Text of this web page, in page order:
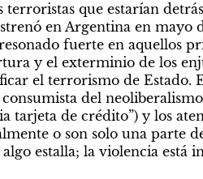
que estarían
en Argentina en mayo
fuerte en aquellos
y el exterminio de los
el terrorismo de Estado.
del
tarjeta de crédito”) y los
o son solo una parte
estalla; la violencia está